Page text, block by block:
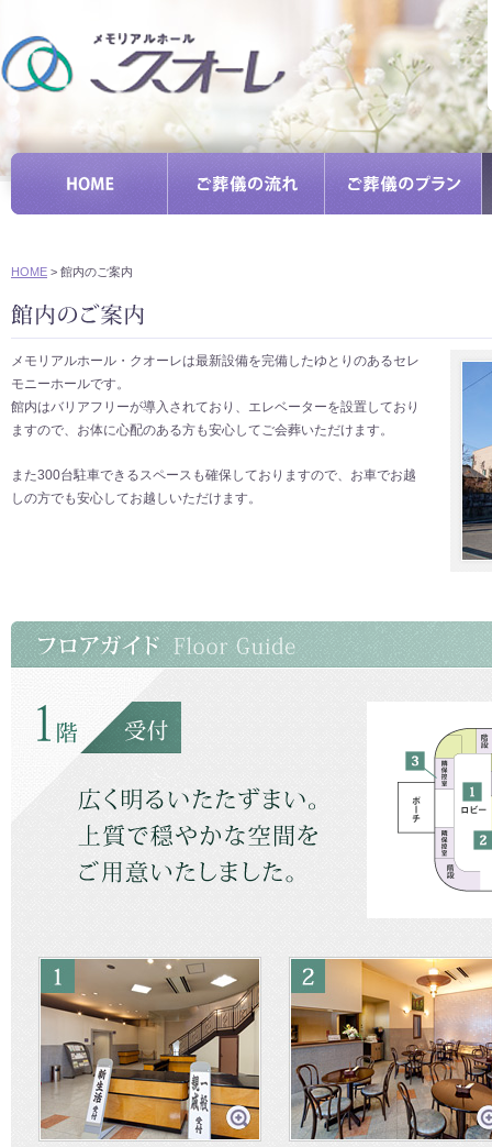
HOME > 館内のご案内
メモリアルホール・クオーレは最新設備を完備したゆとりのあるセレ
モニーホールです。
館内はバリアフリーが導入されており、エレベーターを設置しており
ますので、お体に心配のある方も安心してご会葬いただけます。
また300台駐車できるスペースも確保しておりますので、お車でお越
しの方でも安心してお越しいただけます。